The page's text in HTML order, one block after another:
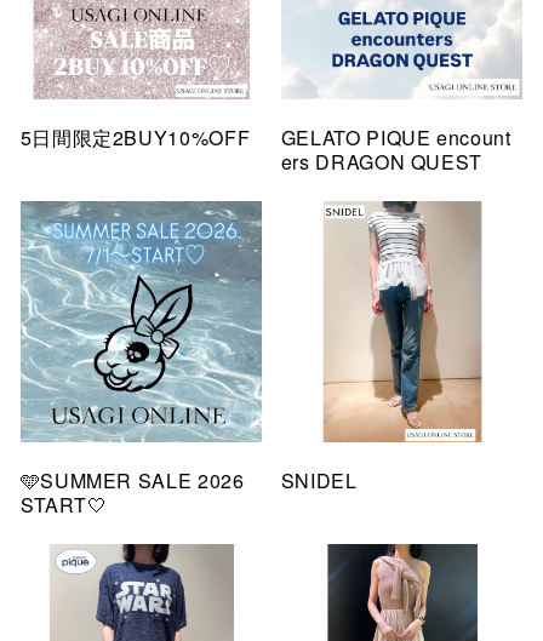
5日間限定2BUY10%OFF
GELATO PIQUE encount
ers DRAGON QUEST
🩵SUMMER SALE 2026
START🤍
SNIDEL